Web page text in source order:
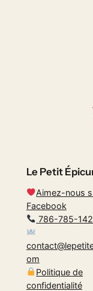
Le Petit
Aimez-nous
Facebook
786-785-
om
Politique de
confidentialité